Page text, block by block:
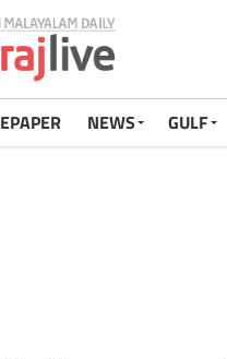
EPAPER NEWS GULF